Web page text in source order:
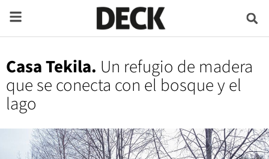
Casa Tekila. Un refugio de madera
que se conecta con el bosque y el
lago